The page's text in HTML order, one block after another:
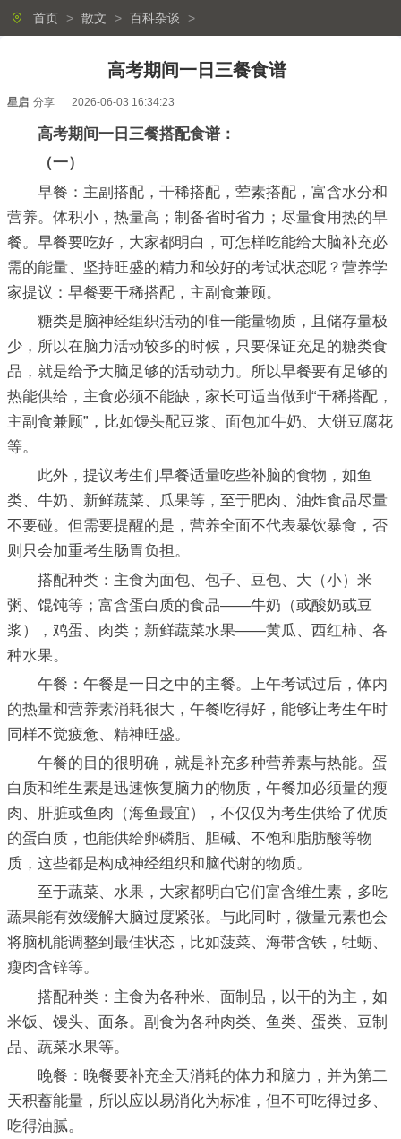
首页 > 散文 > 百科杂谈 >
高考期间一日三餐食谱
星启 分享 2026-06-03 16:34:23
高考期间一日三餐搭配食谱：
（一）
早餐：主副搭配，干稀搭配，荤素搭配，富含水分和
营养。体积小，热量高；制备省时省力；尽量食用热的早
餐。早餐要吃好，大家都明白，可怎样吃能给大脑补充必
需的能量、坚持旺盛的精力和较好的考试状态呢？营养学
家提议：早餐要干稀搭配，主副食兼顾。
糖类是脑神经组织活动的唯一能量物质，且储存量极
少，所以在脑力活动较多的时候，只要保证充足的糖类食
品，就是给予大脑足够的活动动力。所以早餐要有足够的
热能供给，主食必须不能缺，家长可适当做到“干稀搭配，
主副食兼顾”，比如馒头配豆浆、面包加牛奶、大饼豆腐花
等。
此外，提议考生们早餐适量吃些补脑的食物，如鱼
类、牛奶、新鲜蔬菜、瓜果等，至于肥肉、油炸食品尽量
不要碰。但需要提醒的是，营养全面不代表暴饮暴食，否
则只会加重考生肠胃负担。
搭配种类：主食为面包、包子、豆包、大（小）米
粥、馄饨等；富含蛋白质的食品——牛奶（或酸奶或豆
浆），鸡蛋、肉类；新鲜蔬菜水果——黄瓜、西红柿、各
种水果。
午餐：午餐是一日之中的主餐。上午考试过后，体内
的热量和营养素消耗很大，午餐吃得好，能够让考生午时
同样不觉疲惫、精神旺盛。
午餐的目的很明确，就是补充多种营养素与热能。蛋
白质和维生素是迅速恢复脑力的物质，午餐加必须量的瘦
肉、肝脏或鱼肉（海鱼最宜），不仅仅为考生供给了优质
的蛋白质，也能供给卵磷脂、胆碱、不饱和脂肪酸等物
质，这些都是构成神经组织和脑代谢的物质。
至于蔬菜、水果，大家都明白它们富含维生素，多吃
蔬果能有效缓解大脑过度紧张。与此同时，微量元素也会
将脑机能调整到最佳状态，比如菠菜、海带含铁，牡蛎、
瘦肉含锌等。
搭配种类：主食为各种米、面制品，以干的为主，如
米饭、馒头、面条。副食为各种肉类、鱼类、蛋类、豆制
品、蔬菜水果等。
晚餐：晚餐要补充全天消耗的体力和脑力，并为第二
天积蓄能量，所以应以易消化为标准，但不可吃得过多、
吃得油腻。